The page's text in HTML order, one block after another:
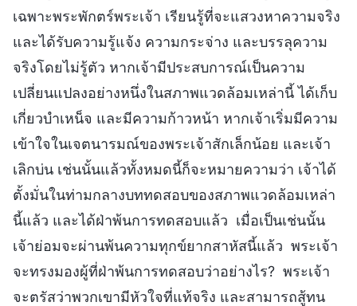
เฉพาะพระพักตร์พระเจ้า เรียนรู้ที่จะแสวงหาความจริง
และได้รับความรู้แจ้ง ความกระจ่าง และบรรลุความ
จริงโดยไม่รู้ตัว หากเจ้ามีประสบการณ์เป็นความ
เปลี่ยนแปลงอย่างหนึ่งในสภาพแวดล้อมเหล่านี้ ได้เก็บ
เกี่ยวบำเหน็จ และมีความก้าวหน้า หากเจ้าเริ่มมีความ
เข้าใจในเจตนารมณ์ของพระเจ้าสักเล็กน้อย และเจ้า
เลิกบ่น เช่นนั้นแล้วทั้งหมดนี้ก็จะหมายความว่า เจ้าได้
ตั้งมั่นในท่ามกลางบททดสอบของสภาพแวดล้อมเหล่า
นี้แล้ว และได้ฝ่าพ้นการทดสอบแล้ว เมื่อเป็นเช่นนั้น
เจ้าย่อมจะผ่านพ้นความทุกข์ยากสาหัสนี้แล้ว พระเจ้า
จะทรงมองผู้ที่ฝ่าพ้นการทดสอบว่าอย่างไร? พระเจ้า
จะตรัสว่าพวกเขามีหัวใจที่แท้จริง และสามารถสู้ทน